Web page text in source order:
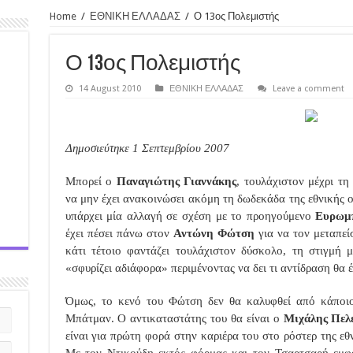
Home / ΕΘΝΙΚΗ ΕΛΛΑΔΑΣ / Ο 13ος Πολεμιστής
Ο 13ος Πολεμιστής
14 August 2010 ΕΘΝΙΚΗ ΕΛΛΑΔΑΣ Leave a comment
Δημοσιεύτηκε 1 Σεπτεμβρίου 2007
Μπορεί ο Παναγιώτης Γιαννάκης, τουλάχιστον μέχρι
να μην έχει ανακοινώσει ακόμη τη δωδεκάδα της εθνικής
υπάρχει μία αλλαγή σε σχέση με το προηγούμενο
έχει πέσει πάνω στον Αντώνη Φώτση για να τον
κάτι τέτοιο φαντάζει τουλάχιστον δύσκολο, τη
«σφυρίζει αδιάφορα» περιμένοντας να δει τι αντίδραση θα
Όμως, το κενό του Φώτση δεν θα καλυφθεί από
Μπάτμαν. Ο αντικαταστάτης του θα είναι ο Μιχάλης
είναι για πρώτη φορά στην καριέρα του στο ρόστερ της